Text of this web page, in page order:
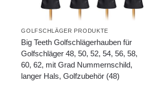
GOLFSCHLÄGER PRODUKTE
Big Teeth Golfschlägerhauben für
Golfschläger 48, 50, 52, 54, 56, 58,
60, 62, mit Grad Nummernschild,
langer Hals, Golfzubehör (48)